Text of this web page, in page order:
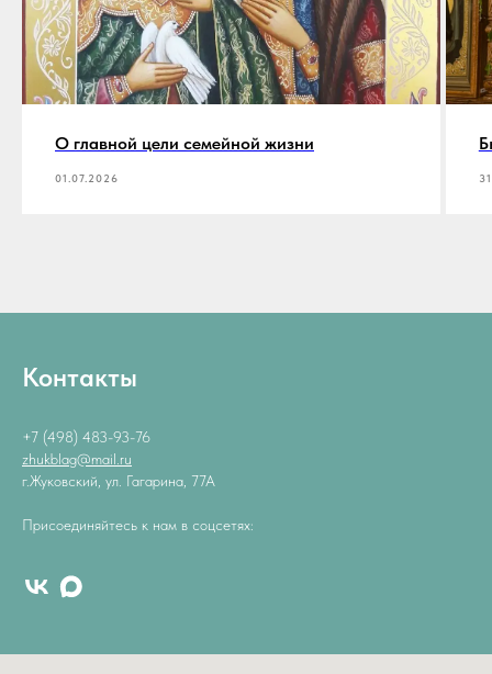
О главной цели семейной жизни
01.07.2026
Контакты
+7 (498) 483-93-76
zhukblag@mail.ru
г.Жуковский, ул. Гагарина, 77А
Присоединяйтесь к нам в соцсетях: